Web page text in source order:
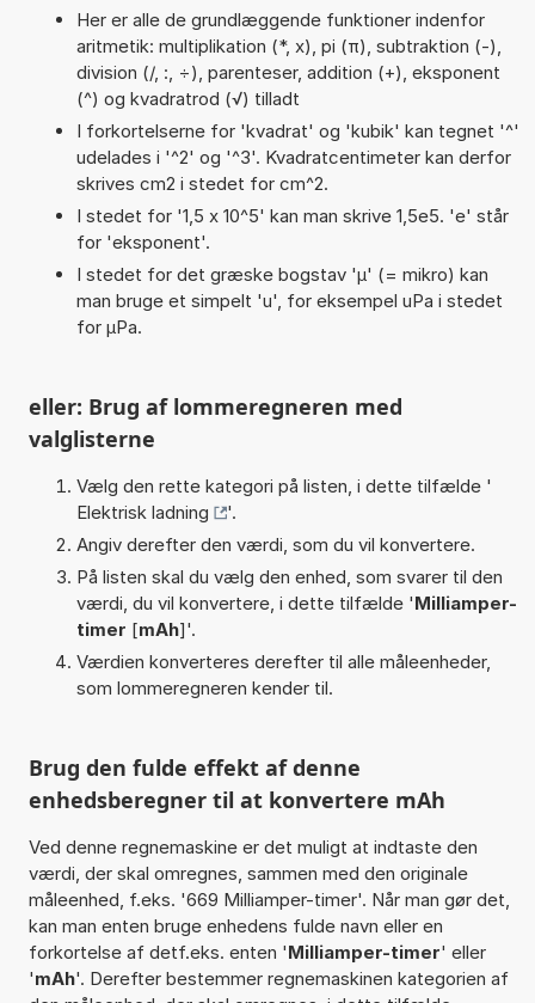
Her er alle de grundlæggende funktioner indenfor
aritmetik: multiplikation (*, x), pi (π), subtraktion (-),
division (/, :, ÷), parenteser, addition (+), eksponent
(^) og kvadratrod (√) tilladt
I forkortelserne for 'kvadrat' og 'kubik' kan tegnet '^'
udelades i '^2' og '^3'. Kvadratcentimeter kan derfor
skrives cm2 i stedet for cm^2.
I stedet for '1,5 x 10^5' kan man skrive 1,5e5. 'e' står
for 'eksponent'.
I stedet for det græske bogstav 'µ' (= mikro) kan
man bruge et simpelt 'u', for eksempel uPa i stedet
for µPa.
eller: Brug af lommeregneren med
valglisterne
Vælg den rette kategori på listen, i dette tilfælde '
Elektrisk ladning
'.
Angiv derefter den værdi, som du vil konvertere.
På listen skal du vælg den enhed, som svarer til den
værdi, du vil konvertere, i dette tilfælde 'Milliamper-
timer [mAh]'.
Værdien konverteres derefter til alle måleenheder,
som lommeregneren kender til.
Brug den fulde effekt af denne
enhedsberegner til at konvertere mAh
Ved denne regnemaskine er det muligt at indtaste den
værdi, der skal omregnes, sammen med den originale
måleenhed, f.eks. '669 Milliamper-timer'. Når man gør det,
kan man enten bruge enhedens fulde navn eller en
forkortelse af detf.eks. enten 'Milliamper-timer' eller
'mAh'. Derefter bestemmer regnemaskinen kategorien af